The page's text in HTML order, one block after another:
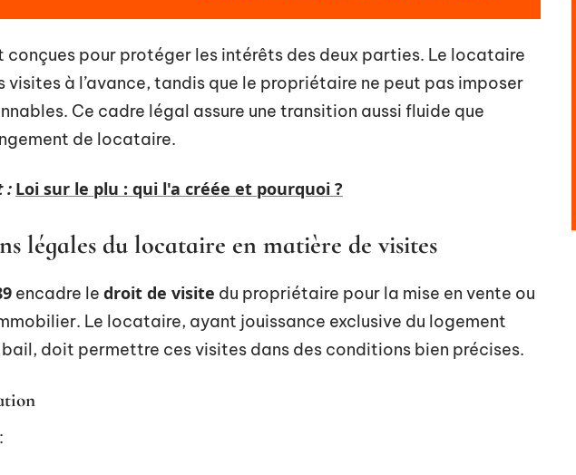
conçues pour protéger les intérêts des deux parties. Le locataire
visites à l’avance, tandis que le propriétaire ne peut pas imposer
Ce cadre légal assure une transition aussi fluide que
de locataire.
: Loi sur le plu : qui l'a créée et pourquoi ?
légales du locataire en matière de visites
encadre le droit de visite du propriétaire pour la mise en vente ou
Le locataire, ayant jouissance exclusive du logement
doit permettre ces visites dans des conditions bien précises.